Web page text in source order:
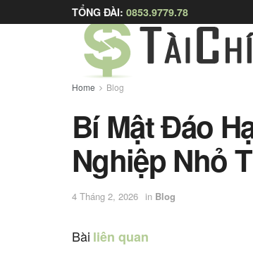
TỔNG ĐÀI: 0853.9779.78
Home Blog
Bí Mật Đáo
Nghiệp Nhỏ
4 Tháng 2, 2026 in Blog
Bài liên quan